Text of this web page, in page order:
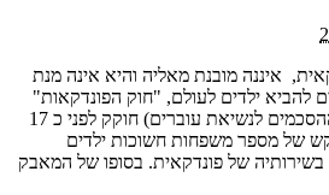
איננה מובנת מאליה והיא אינה מנת
להביא ילדים לעולם, "חוק הפונדקאות"
(או בשמו המשפטי – חוק ההסכמים לנשיאת עוברים) חוקק לפני כ 17
של מספר משפחות חשוכות ילדים
של פונדקאית. בסופו של המאבק